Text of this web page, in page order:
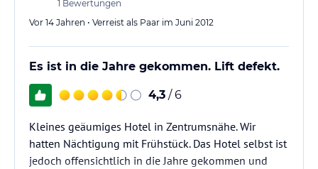
1 Bewertungen
Vor 14 Jahren • Verreist als Paar im Juni 2012
Es ist in die Jahre gekommen. Lift defekt.
4,3 / 6
Kleines geäumiges Hotel in Zentrumsnähe. Wir
hatten Nächtigung mit Frühstück. Das Hotel selbst ist
jedoch offensichtlich in die Jahre gekommen und